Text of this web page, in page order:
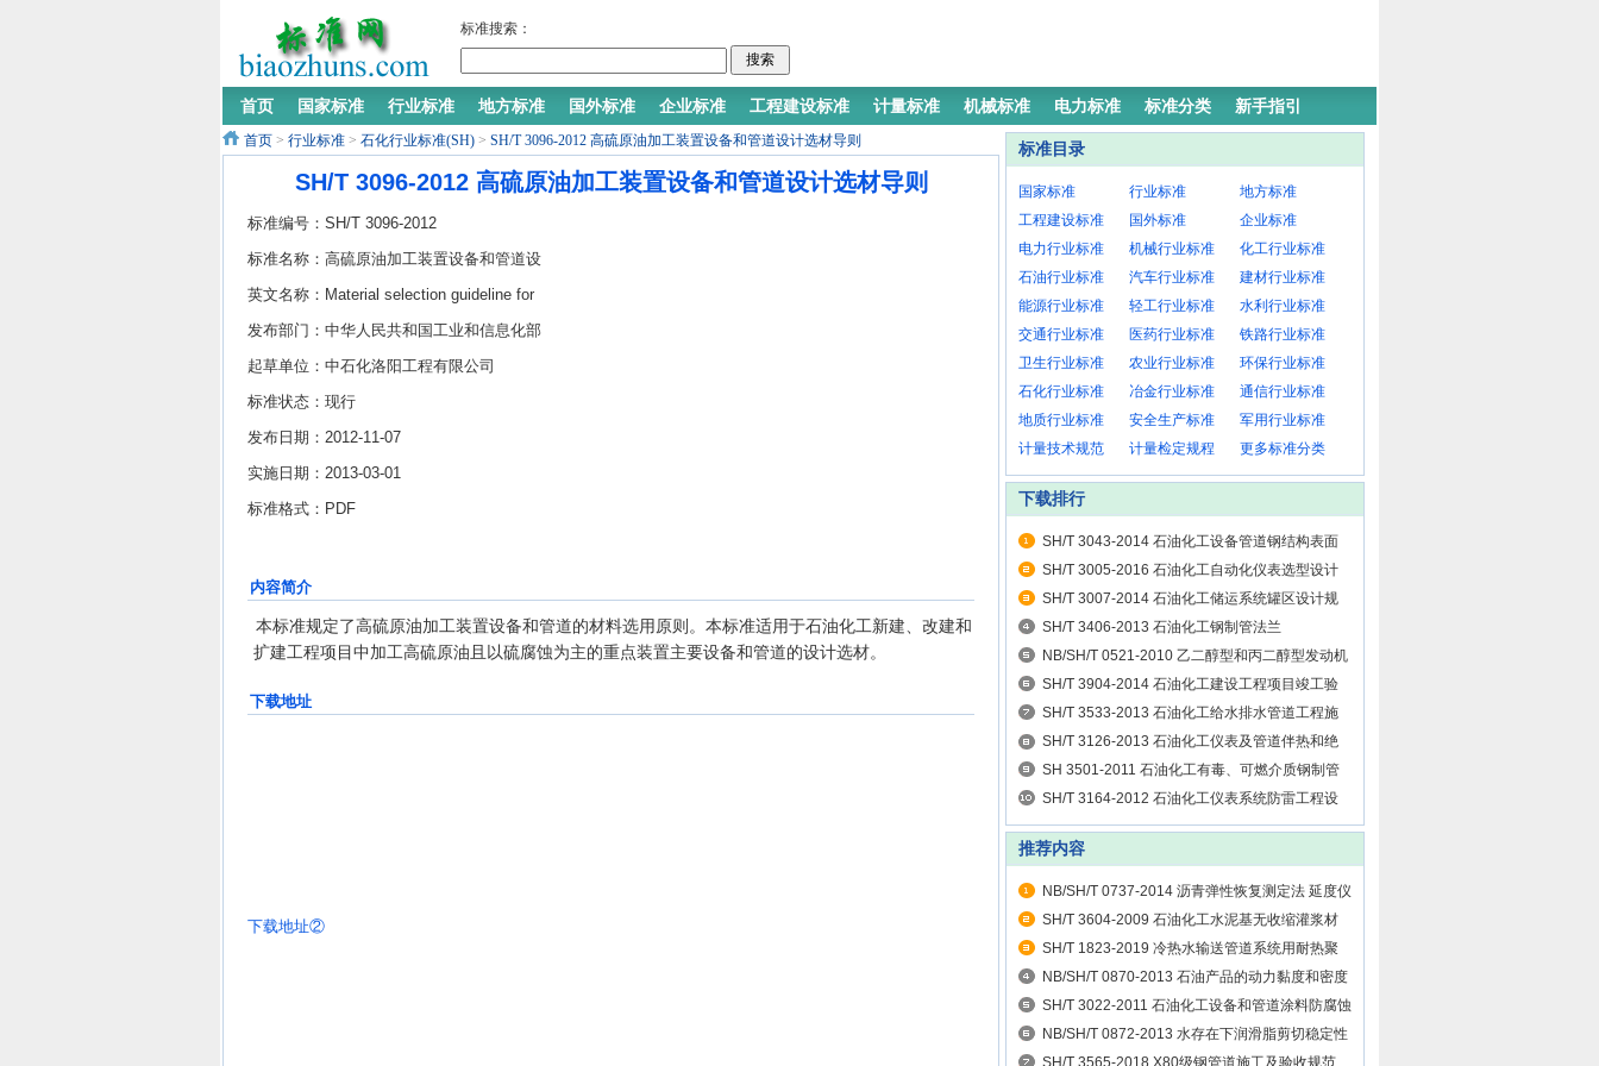
标准搜索：
首页 国家标准 行业标准 地方标准 国外标准 企业标准 工程建设标准 计量标准 机械标准 电力标准 标准分类 新手指引
首页 > 行业标准 > 石化行业标准(SH) > SH/T 3096-2012 高硫原油加工装置设备和管道设计选材导则
SH/T 3096-2012 高硫原油加工装置设备和管道设计选材导则
标准编号：SH/T 3096-2012
标准名称：高硫原油加工装置设备和管道设
计选材导则
英文名称：Material selection guideline for
design of equipment and piping in units
processing sulfur crude oils
发布部门：中华人民共和国工业和信息化部
起草单位：中石化洛阳工程有限公司
标准状态：现行
发布日期：2012-11-07
实施日期：2013-03-01
标准格式：PDF
内容简介
本标准规定了高硫原油加工装置设备和管道的材料选用原则。本标准适用于石油化工新建、改建和
扩建工程项目中加工高硫原油且以硫腐蚀为主的重点装置主要设备和管道的设计选材。
下载地址
下载地址②
标准目录
国家标准 行业标准
地方标准
工程建设标准
国外标准
企业标准
电力行业标准
机械行业标准
化工行业标准
石油行业标准
汽车行业标准
建材行业标准
能源行业标准
轻工行业标准
水利行业标准
交通行业标准
医药行业标准
铁路行业标准
卫生行业标准
农业行业标准
环保行业标准
石化行业标准
冶金行业标准
通信行业标准
地质行业标准
安全生产标准
军用行业标准
计量技术规范
计量检定规程 更多标准分类
下载排行
SH/T 3043-2014 石油化工设备管道钢结构表面
色和标志规定
SH/T 3005-2016 石油化工自动化仪表选型设计
规范
SH/T 3007-2014 石油化工储运系统罐区设计规
范
SH/T 3406-2013 石油化工钢制管法兰
NB/SH/T 0521-2010 乙二醇型和丙二醇型发动机
冷却液
SH/T 3904-2014 石油化工建设工程项目竣工验
收规定
SH/T 3533-2013 石油化工给水排水管道工程施
工及验收规范
SH/T 3126-2013 石油化工仪表及管道伴热和绝
热设计规范
SH 3501-2011 石油化工有毒、可燃介质钢制管
道工程施工及验收规范
SH/T 3164-2012 石油化工仪表系统防雷工程设
计规范
推荐内容
NB/SH/T 0737-2014 沥青弹性恢复测定法 延度仪
法
SH/T 3604-2009 石油化工水泥基无收缩灌浆材
料应用技术规程
SH/T 1823-2019 冷热水输送管道系统用耐热聚
乙烯（PE-RT）专用料
NB/SH/T 0870-2013 石油产品的动力黏度和密度
的测定及运动黏度的计算 斯塔宾格黏度计法
SH/T 3022-2011 石油化工设备和管道涂料防腐蚀
设计规范
NB/SH/T 0872-2013 水存在下润滑脂剪切稳定性
测定法 水稳定性试验
SH/T 3565-2018 X80级钢管道施工及验收规范